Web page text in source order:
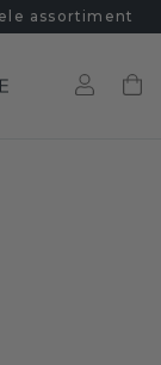
assortiment